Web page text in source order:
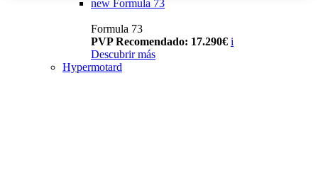
new Formula 73
Formula 73
PVP Recomendado: 17.290€ i
Descubrir más
Hypermotard